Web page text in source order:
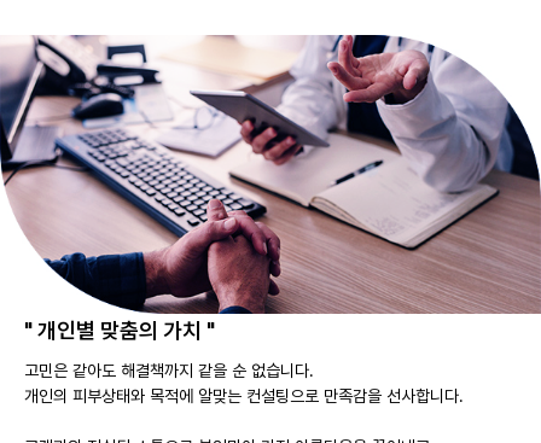
" 개인별 맞춤의 가치 "
고민은 같아도 해결책까지 같을 순 없습니다.
개인의 피부상태와 목적에 알맞는 컨설팅으로 만족감을 선사합니다.